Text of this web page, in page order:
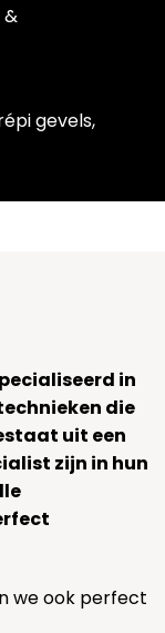
&
gevels,
in
die
uit een
zijn in hun
we ook perfect